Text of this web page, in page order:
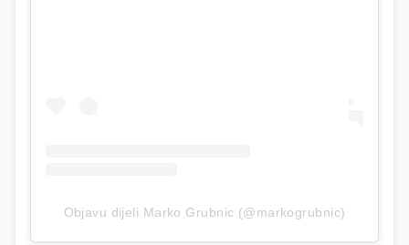
Objavu dijeli Marko Grubnic (@markogrubnic)